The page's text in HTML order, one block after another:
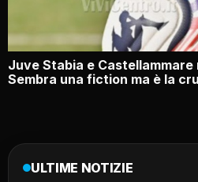
Juve Stabia e
Sembra una fiction ma è la
ULTIME NOTIZIE